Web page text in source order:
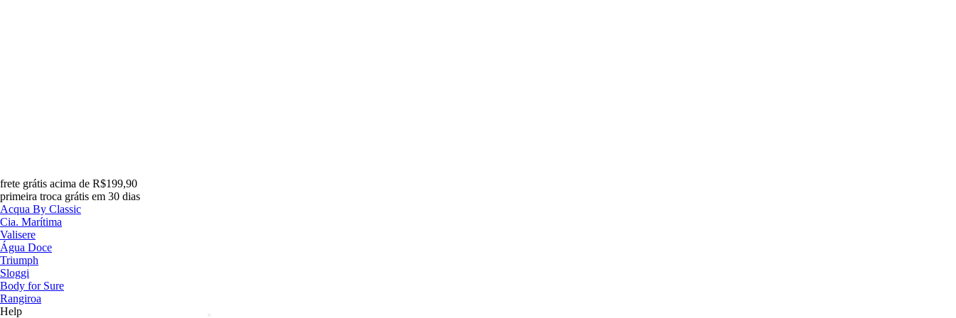
frete grátis acima de R$199,90
primeira troca grátis em 30 dias
Acqua By Classic
Cia. Marítima
Valisere
Água Doce
Triumph
Sloggi
Body for Sure
Rangiroa
Help